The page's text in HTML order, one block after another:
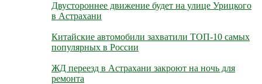
Двустороннее движение будет на улице Урицкого
в Астрахани
Китайские автомобили захватили ТОП-10 самых
популярных в России
ЖД переезд в Астрахани закроют на ночь для
ремонта